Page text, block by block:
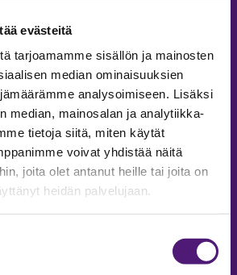
evästeitä
tarjoamamme sisällön ja mainosten
median ominaisuuksien
analysoimiseen. Lisäksi
median, mainosalan ja analytiikka-
tietoja siitä, miten käytät
voivat yhdistää näitä
joita olet antanut heille tai joita on
heidän palvelujaan.
MAJOITUS
& Varaukset